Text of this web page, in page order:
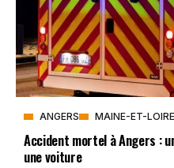
ANGERS MAINE-ET-LOIRE
Accident mortel à Angers :
une voiture